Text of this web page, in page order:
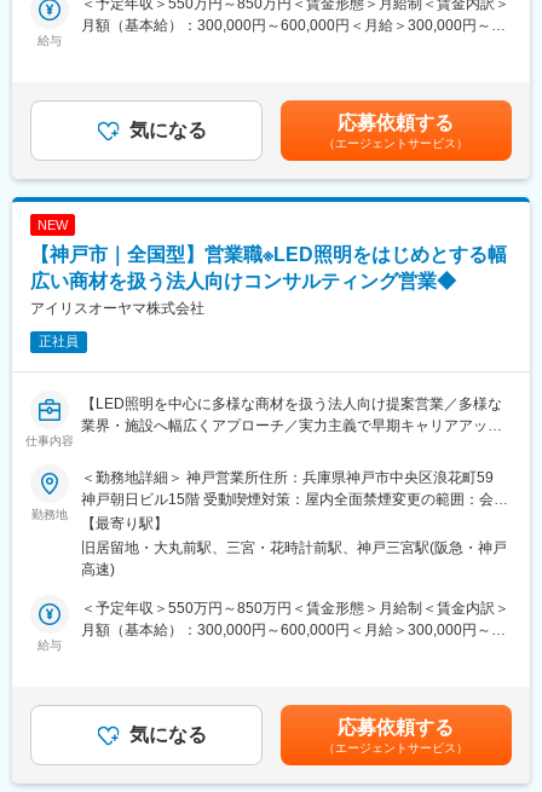
（2）安定性・信頼性
（2）社会貢献できる、客様に喜んで頂ける・応援頂ける
（3）様々な業界の普段会えない役職者に会える
https://www.youtube.com/watch?v=Ge4KiEjNYaM
変更の範囲：会社の定める業務
取扱商品：LED照明、空調・エアソリューション、映像機器、建
築資材などを組み合わせて提案
提案の目的：施設の省エネ化、快適性向上、コスト削減など顧客
社会貢献度の高い業務も含む
施工体制：工事はグループ会社や外部協力会社と連携して実施
勤務条件の目安：残業はおよそ月40時間程度想定、そのほかに直
LED照明、エアソリューション、映像ソリューション、建築資
材、スポーツ・ストア・IoTソリューション、オフィス家具など多
わせ提案が可能です。
■教育体制
入社後は商品知識・事業理解・提案研修など充実。未経験分野で
も安心して成長できる環境です。
■就業環境
年間休日120日・週休2日制／福利厚生・各種手当あり
いキャリア形成が可能です。
360度評価の実力主義で、若手でも早期にマネジメントやプレイ
ングマネージャーとして活躍できる機会があります。
給与
＜予定年収＞550万円～850万円＜賃金形態＞月給制＜賃金内訳＞
月額（基本給）：300,000円～600,000円＜月給＞300,000円～
る可能性がございます。※休日出勤手当あり※リーダー職は固定残
業手当（50,000円／20～25h／超過分別途支給）※管理監督職は時
間外手当の対象外賃金はあくまでも目安の金額であり、選考を通
じて上下する可能性があります。月給(月額)は固定手当を含めた表
記です。
気になる 応募依頼する
（エージェントサービス）
NEW
【神戸市｜全国型】営業職※LED照明をはじめとする幅
広い商材を扱う法人向けコンサルティング営業◆
アイリスオーヤマ株式会社
正社員
仕事内容
【LED照明を中心に多様な商材を扱う法人向け提案営業／多様な
業界・施設へ幅広くアプローチ／実力主義で早期キャリアアップ
■業務概要
当社の営業職として、主に官公庁や民間企業など多様な法人顧客
へLED照明や各種設備機器、内装資材など幅広い商材を提案しま
す。既存顧客へのルート営業を中心に新規開拓も並行し、顧客の
課題やニーズに応じた最適なソリューションを提供します。
■業務詳細
築資材などを組み合わせて提案
提案の目的：施設の省エネ化、快適性向上、コスト削減など顧客
勤務地
＜勤務地詳細＞ 神戸営業所住所：兵庫県神戸市中央区浪花町59
神戸朝日ビル15階 受動喫煙対策：屋内全面禁煙変更の範囲：会社
の定める事業所
【最寄り駅】
旧居留地・大丸前駅、三宮・花時計前駅、神戸三宮駅(阪急・神戸
高速)
給与
＜予定年収＞550万円～850万円＜賃金形態＞月給制＜賃金内訳＞
月額（基本給）：300,000円～600,000円＜月給＞300,000円～
る可能性がございます。※休日出勤手当あり※リーダー職は固定残
業手当（50,000円／20～25h／超過分別途支給）※管理監督職は時
間外手当の対象外賃金はあくまでも目安の金額であり、選考を通
じて上下する可能性があります。月給(月額)は固定手当を含めた表
気になる 応募依頼する
（エージェントサービス）